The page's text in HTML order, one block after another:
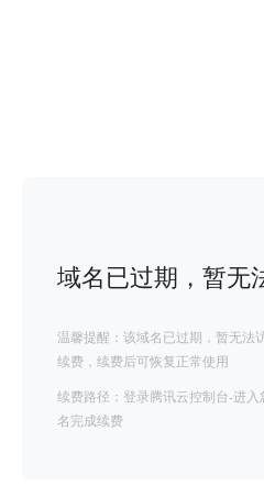
域名已过期，暂无
温馨提醒：该域名已过期，暂无法
续费，续费后可恢复正常使用
续费路径：登录腾讯云控制台-进
名完成续费